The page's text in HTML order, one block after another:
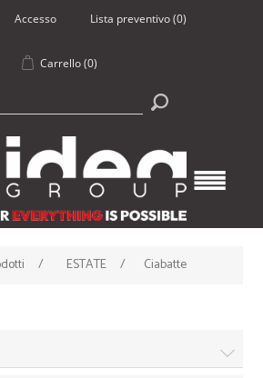
Accesso Lista preventivo (0)
Carrello (0)
/ ESTATE / Ciabatte